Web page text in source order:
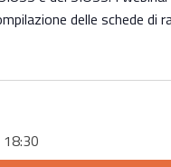
delle schede di
18:30